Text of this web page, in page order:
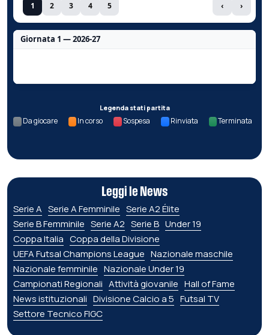
1 2 3 4 5 ‹ ›
Giornata 1 — 2026-27
Legenda stati partita
Da giocare In corso Sospesa Rinviata Terminata
Leggi le News
Serie A Serie A Femminile Serie A2 Élite
Serie B Femminile Serie A2 Serie B Under 19
Coppa Italia Coppa della Divisione
UEFA Futsal Champions League Nazionale maschile
Nazionale femminile Nazionale Under 19
Campionati Regionali Attività giovanile Hall of Fame
News istituzionali Divisione Calcio a 5 Futsal TV
Settore Tecnico FIGC